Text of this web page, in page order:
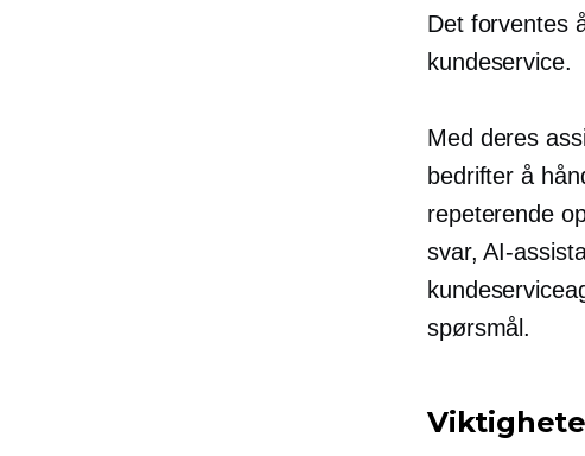
Det forventes
kundeservice.
Med deres
bedrifter å
repeterende
svar, AI-
spørsmål.